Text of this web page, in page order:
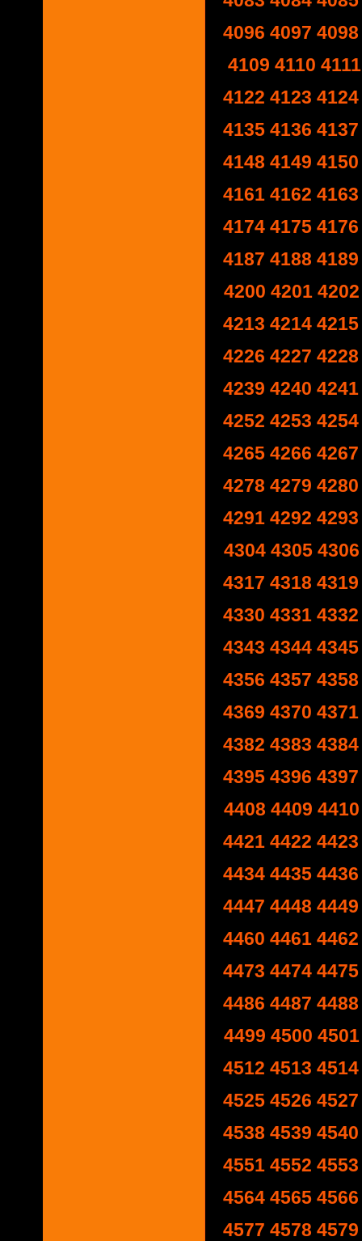
4096 4097 4098
4109 4110 4111
4122 4123 4124
4135 4136 4137
4148 4149 4150
4161 4162 4163
4174 4175 4176
4187 4188 4189
4200 4201 4202
4213 4214 4215
4226 4227 4228
4239 4240 4241
4252 4253 4254
4265 4266 4267
4278 4279 4280
4291 4292 4293
4304 4305 4306
4317 4318 4319
4330 4331 4332
4343 4344 4345
4356 4357 4358
4369 4370 4371
4382 4383 4384
4395 4396 4397
4408 4409 4410
4421 4422 4423
4434 4435 4436
4447 4448 4449
4460 4461 4462
4473 4474 4475
4486 4487 4488
4499 4500 4501
4512 4513 4514
4525 4526 4527
4538 4539 4540
4551 4552 4553
4564 4565 4566
4577 4578 4579